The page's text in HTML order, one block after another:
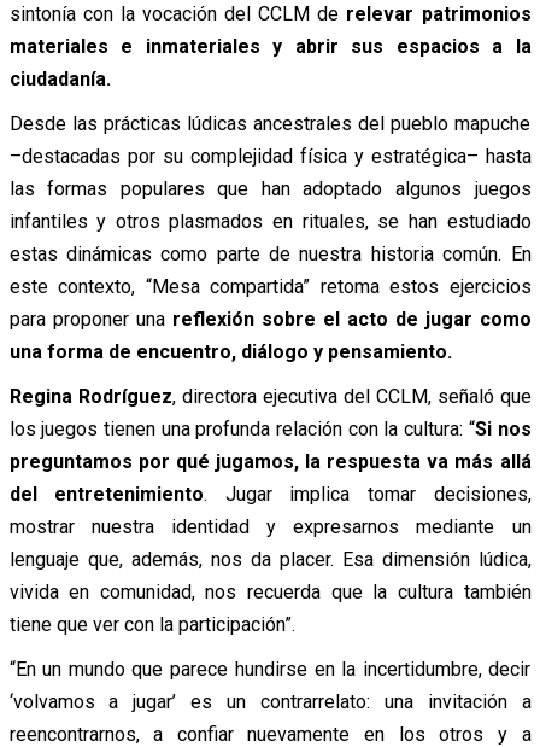
sintonía con la vocación del CCLM de relevar patrimonios
materiales e inmateriales y abrir sus espacios a la
ciudadanía.
Desde las prácticas lúdicas ancestrales del pueblo mapuche
–destacadas por su complejidad física y estratégica– hasta
las formas populares que han adoptado algunos juegos
infantiles y otros plasmados en rituales, se han estudiado
estas dinámicas como parte de nuestra historia común. En
este contexto, “Mesa compartida” retoma estos ejercicios
para proponer una reflexión sobre el acto de jugar como
una forma de encuentro, diálogo y pensamiento.
Regina Rodríguez, directora ejecutiva del CCLM, señaló que
los juegos tienen una profunda relación con la cultura: “Si nos
preguntamos por qué jugamos, la respuesta va más allá
del entretenimiento. Jugar implica tomar decisiones,
mostrar nuestra identidad y expresarnos mediante un
lenguaje que, además, nos da placer. Esa dimensión lúdica,
vivida en comunidad, nos recuerda que la cultura también
tiene que ver con la participación”.
“En un mundo que parece hundirse en la incertidumbre, decir
‘volvamos a jugar’ es un contrarrelato: una invitación a
reencontrarnos, a confiar nuevamente en los otros y a